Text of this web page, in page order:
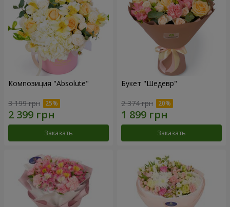
Композиция "Absolute"
3 199 грн
Заказать
Букет "Шедевр"
2 374 грн
Заказать